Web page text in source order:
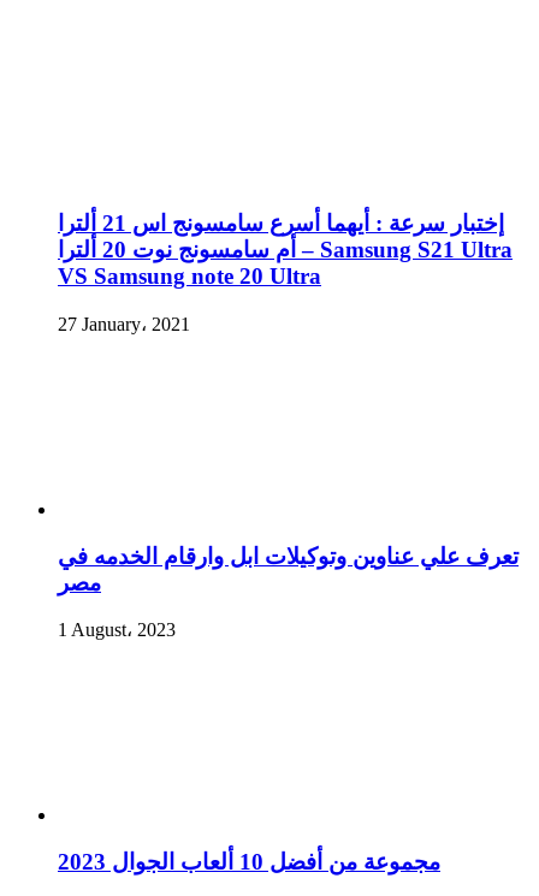
إختبار سرعة : أيهما أسرع سامسونج اس 21 ألترا
أم سامسونج نوت 20 ألترا – Samsung S21 Ultra
VS Samsung note 20 Ultra
27 January، 2021
تعرف علي عناوين وتوكيلات ابل وارقام الخدمه في
مصر
1 August، 2023
مجموعة من أفضل 10 ألعاب الجوال 2023